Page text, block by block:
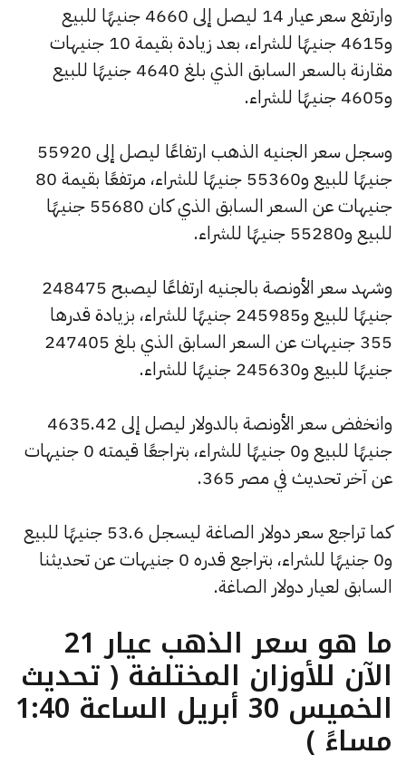
وارتفع سعر عيار 14 ليصل إلى 4660 جنيهًا للبيع
و4615 جنيهًا للشراء، بعد زيادة بقيمة 10 جنيهات
مقارنة بالسعر السابق الذي بلغ 4640 جنيهًا للبيع
و4605 جنيهًا للشراء.
وسجل سعر الجنيه الذهب ارتفاعًا ليصل إلى 55920
جنيهًا للبيع و55360 جنيهًا للشراء، مرتفعًا بقيمة 80
جنيهات عن السعر السابق الذي كان 55680 جنيهًا
للبيع و55280 جنيهًا للشراء.
وشهد سعر الأونصة بالجنيه ارتفاعًا ليصبح 248475
جنيهًا للبيع و245985 جنيهًا للشراء، بزيادة قدرها
355 جنيهات عن السعر السابق الذي بلغ 247405
جنيهًا للبيع و245630 جنيهًا للشراء.
وانخفض سعر الأونصة بالدولار ليصل إلى 4635.42
جنيهًا للبيع و0 جنيهًا للشراء، بتراجعًا قيمته 0 جنيهات
عن آخر تحديث في مصر 365.
كما تراجع سعر دولار الصاغة ليسجل 53.6 جنيهًا للبيع
و0 جنيهًا للشراء، بتراجع قدره 0 جنيهات عن تحديثنا
السابق لعيار دولار الصاغة.
ما هو سعر الذهب عيار 21
الآن للأوزان المختلفة ( تحديث
الخميس 30 أبريل الساعة 1:40
مساءً )